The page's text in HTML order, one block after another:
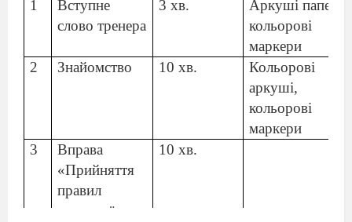
1
Вступне
слово тренера
3 хв.
Аркуші паперу,
кольорові
маркери
2
Знайомство 10 хв.
Кольорові
аркуші,
кольорові
маркери
3
Вправа
«Прийняття
правил
групової
10 хв.